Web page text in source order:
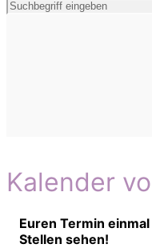
Kalender
Euren Termin
Stellen sehen!